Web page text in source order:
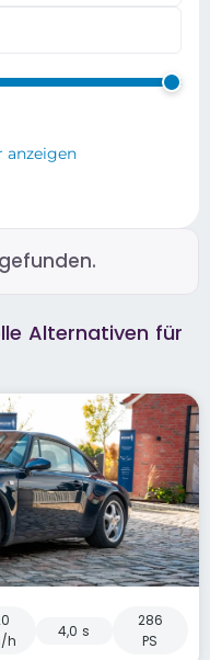
anzeigen
Alternativen für
h
4,0 s
286
PS